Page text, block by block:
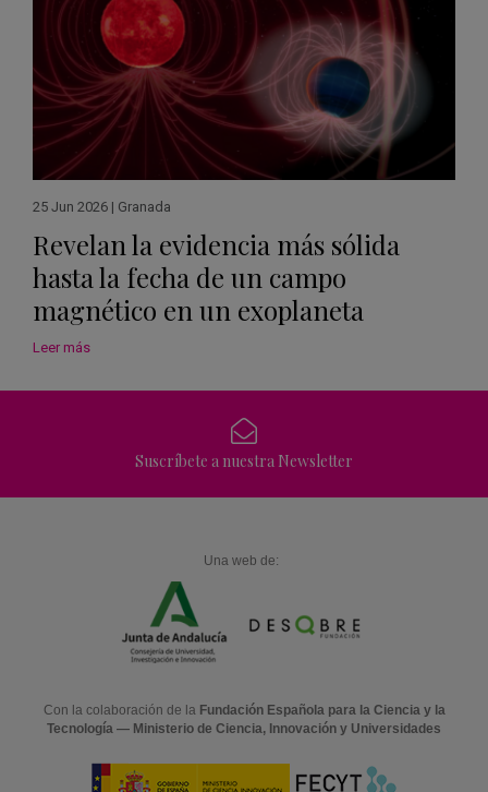
25 Jun 2026 | Granada
Revelan la evidencia más sólida
hasta la fecha de un campo
magnético en un exoplaneta
Leer más
Suscríbete a nuestra Newsletter
Una web de:
Con la colaboración de la Fundación Española para la Ciencia y la
Tecnología — Ministerio de Ciencia, Innovación y Universidades